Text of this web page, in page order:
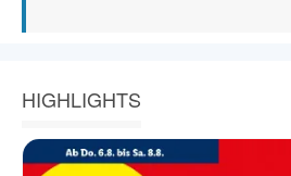
HIGHLIGHTS